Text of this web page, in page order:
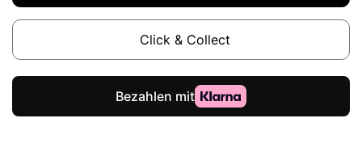
Click & Collect